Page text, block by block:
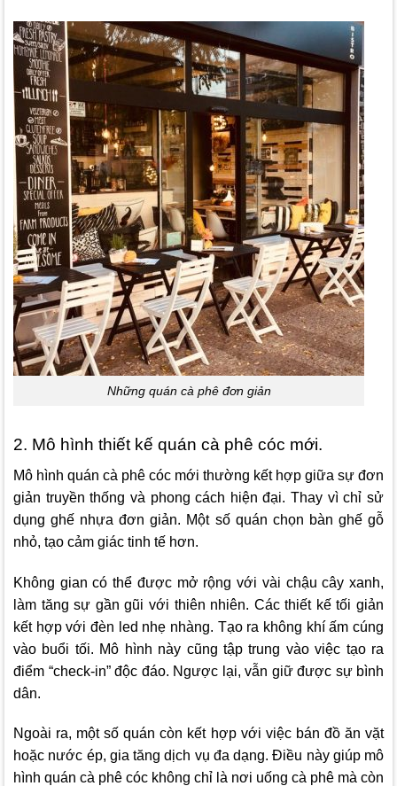
Những quán cà phê đơn giản
2. Mô hình thiết kế quán cà phê cóc mới.
Mô hình quán cà phê cóc mới thường kết hợp giữa sự đơn
giản truyền thống và phong cách hiện đại. Thay vì chỉ sử
dụng ghế nhựa đơn giản. Một số quán chọn bàn ghế gỗ
nhỏ, tạo cảm giác tinh tế hơn.
Không gian có thể được mở rộng với vài chậu cây xanh,
làm tăng sự gần gũi với thiên nhiên. Các thiết kế tối giản
kết hợp với đèn led nhẹ nhàng. Tạo ra không khí ấm cúng
vào buổi tối. Mô hình này cũng tập trung vào việc tạo ra
điểm “check-in” độc đáo. Ngược lại, vẫn giữ được sự bình
dân.
Ngoài ra, một số quán còn kết hợp với việc bán đồ ăn vặt
hoặc nước ép, gia tăng dịch vụ đa dạng. Điều này giúp mô
hình quán cà phê cóc không chỉ là nơi uống cà phê mà còn